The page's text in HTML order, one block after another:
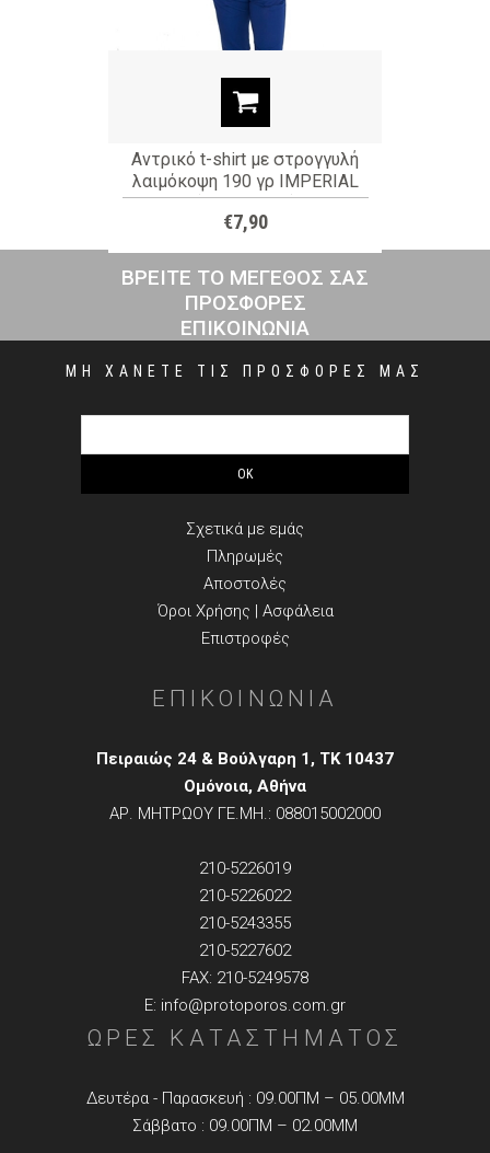
Αντρικό t-shirt με στρογγυλή
λαιμόκοψη 190 γρ IMPERIAL
(ΚΩΔ: 11500)
€7,90
ΒΡΕΙΤΕ ΤΟ ΜΕΓΕΘΟΣ ΣΑΣ
ΠΡΟΣΦΟΡΕΣ
ΕΠΙΚΟΙΝΩΝΙΑ
ΜΗ ΧΑΝΕΤΕ ΤΙΣ ΠΡΟΣΦΟΡΕΣ ΜΑΣ
ΠΛΗΡΟΦΟΡΙΕΣ
Σχετικά με εμάς
Πληρωμές
Αποστολές
Όροι Χρήσης | Ασφάλεια
Επιστροφές
ΕΠΙΚΟΙΝΩΝΙΑ
Πειραιώς 24 & Βούλγαρη 1, TK 10437
Ομόνοια, Αθήνα
ΑΡ. ΜΗΤΡΩΟΥ ΓΕ.ΜΗ.: 088015002000
210-5226019
210-5226022
210-5243355
210-5227602
FAX: 210-5249578
E: info@protoporos.com.gr
ΩΡΕΣ ΚΑΤΑΣΤΗΜΑΤΟΣ
Δευτέρα - Παρασκευή : 09.00ΠΜ – 05.00ΜΜ
Σάββατο : 09.00ΠΜ – 02.00ΜΜ